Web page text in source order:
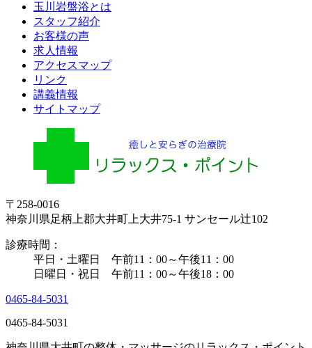
玉川岩盤浴とは
スタッフ紹介
お客様の声
求人情報
アクセスマップ
リンク
講義情報
サイトマップ
〒258-0016
神奈川県足柄上郡大井町上大井75-1 サンセール辻102
診療時間：
平日・土曜日 午前11：00～午後11：00
日曜日・祝日 午前11：00～午後18：00
0465-84-5031
0465-84-5031